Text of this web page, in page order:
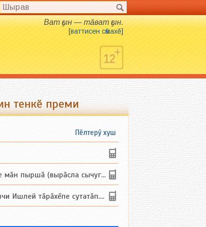
Ват ҫын — тӑват ҫын.
[ваттисен сӑмахӗ]
тенкӗ преми
Пӗлтерӳ хуш
пыршă (вырăсла сычуг) ...
тăрăхĕпе сутатăп. Ха...